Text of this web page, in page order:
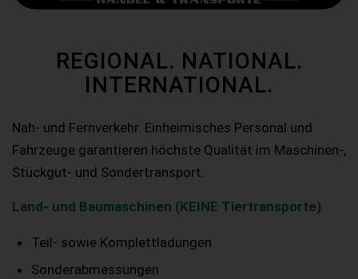
REGIONAL. NATIONAL.
INTERNATIONAL.
Nah- und Fernverkehr. Einheimisches Personal und
Fahrzeuge garantieren höchste Qualität im Maschinen-,
Stückgut- und Sondertransport.
Land- und Baumaschinen (KEINE Tiertransporte)
Teil- sowie Komplettladungen
Sonderabmessungen